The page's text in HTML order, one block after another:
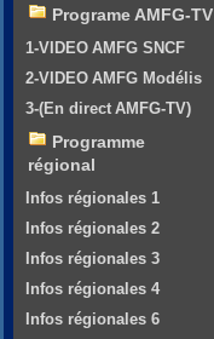
Programe AMFG-TV
1-VIDEO AMFG SNCF
2-VIDEO AMFG Modélis
3-(En direct AMFG-TV)
Programme
régional
Infos régionales 1
Infos régionales 2
Infos régionales 3
Infos régionales 4
Infos régionales 6